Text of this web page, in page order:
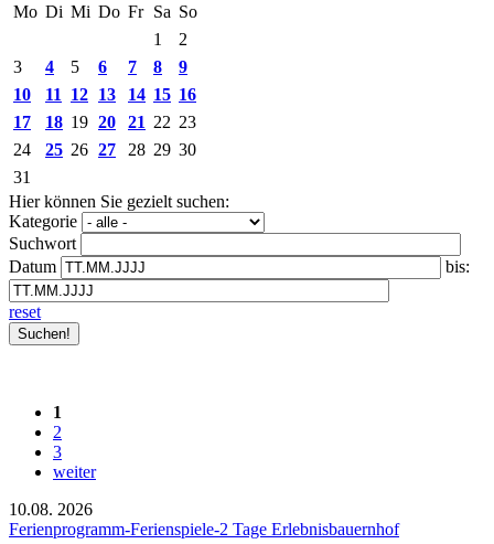
Mo Di Mi Do Fr Sa So
1
2
3
4 5 6 7 8
9
10
11 12 13 14 15 16
17
18 19 20 21 22 23
24
25 26 27 28 29 30
31
Hier können Sie gezielt suchen:
Kategorie
Suchwort
Datum
bis:
reset
1
2
3
weiter
10.08. 2026
Ferienprogramm-Ferienspiele-2 Tage Erlebnisbauernhof